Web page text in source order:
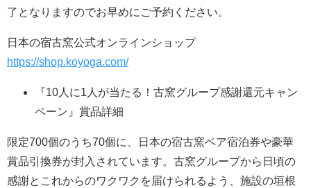
了となりますのでお早めにご予約ください。
日本の宿古窯公式オンラインショップ
https://shop.koyoga.com/
『10人に1人が当たる！古窯グループ感謝還元キャン
ペーン』賞品詳細
限定700個のうち70個に、日本の宿古窯ペア宿泊券や豪華
賞品引換券が封入されています。古窯グループから日頃の
感謝とこれからのワクワクを届けられるよう、施設の垣根